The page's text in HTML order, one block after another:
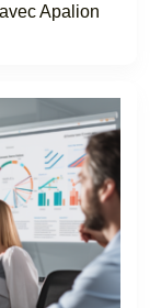
Apalion